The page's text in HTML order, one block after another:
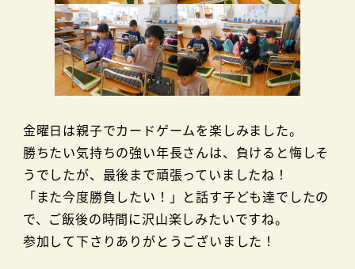
金曜日は親子でカードゲームを楽しみました。
勝ちたい気持ちの強い年長さんは、負けると悔しそ
うでしたが、最後まで頑張っていましたね！
「また今度勝負したい！」と話す子ども達でしたの
で、ご飯後の時間に沢山楽しみたいですね。
参加して下さりありがとうございました！